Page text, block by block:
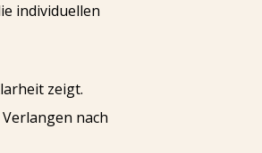
individuellen
zeigt.
nach